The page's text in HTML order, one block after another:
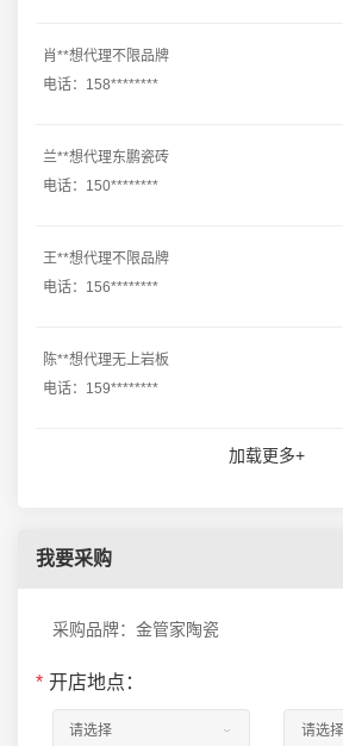
肖**想代理不限品牌
电话：158********
兰**想代理东鹏瓷砖
电话：150********
王**想代理不限品牌
电话：156********
陈**想代理无上岩板
电话：159********
加载更多+
我要采购
采购品牌：金管家陶瓷
* 开店地点：